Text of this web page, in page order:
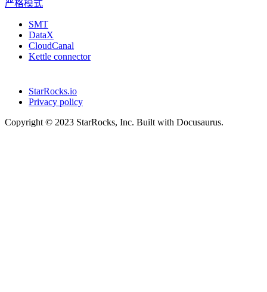
严格模式
SMT
DataX
CloudCanal
Kettle connector
StarRocks.io
Privacy policy
Copyright © 2023 StarRocks, Inc. Built with Docusaurus.